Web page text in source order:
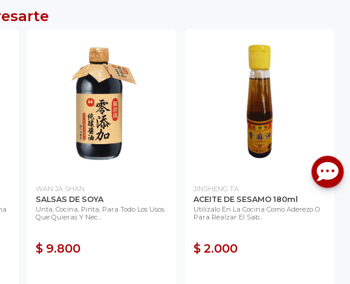
WAN JA SHAN
SALSAS DE SOYA
Unta, Cocina, Pinta, Para Todo Los Usos
Que Quieras Y Nec...
$ 9.800
JINSHENG TA
ACEITE DE SESAMO 180ml
Utilízalo En La Cocina Como Aderezo O
Para Realzar El Sab...
$ 2.000